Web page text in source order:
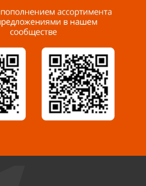
95
1А
37 (БЦ «Дикомп»)